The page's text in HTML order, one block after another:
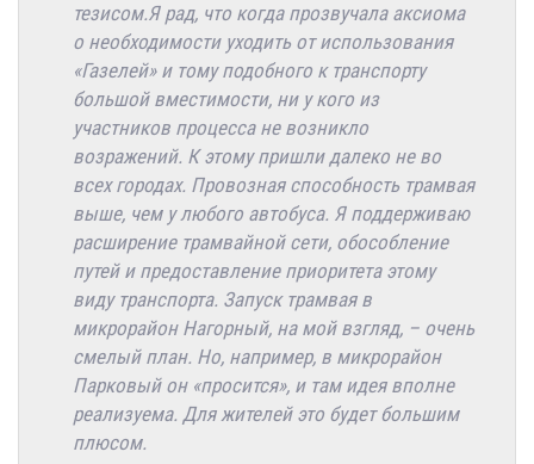
тезисом.Я рад, что когда прозвучала аксиома
о необходимости уходить от использования
«Газелей» и тому подобного к транспорту
большой вместимости, ни у кого из
участников процесса не возникло
возражений. К этому пришли далеко не во
всех городах. Провозная способность трамвая
выше, чем у любого автобуса. Я поддерживаю
расширение трамвайной сети, обособление
путей и предоставление приоритета этому
виду транспорта. Запуск трамвая в
микрорайон Нагорный, на мой взгляд, – очень
смелый план. Но, например, в микрорайон
Парковый он «просится», и там идея вполне
реализуема. Для жителей это будет большим
плюсом.